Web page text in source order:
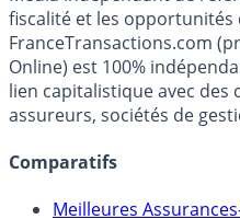
Premier guide épargne de
Média indépendant de
fiscalité et les opportunités
FranceTransactions.com
Online) est 100%
lien capitalistique avec des
assureurs, sociétés de
Comparatifs